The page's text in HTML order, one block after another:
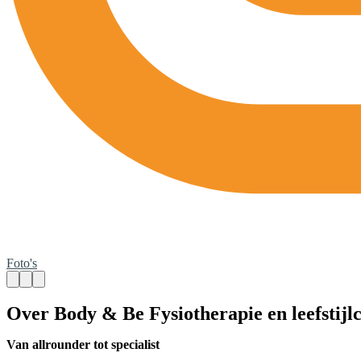
Foto's
Over Body & Be Fysiotherapie en
Van allrounder tot specialist